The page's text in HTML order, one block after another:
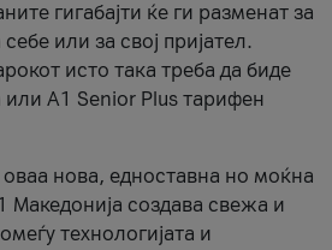
гигабајти ќе ги разменат за
или за свој пријател.
исто така треба да биде
A1 Senior Plus тарифен
нова, едноставна но моќна
Македонија создава свежа и
технологијата и